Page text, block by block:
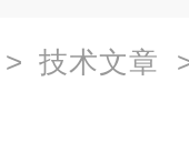
> 技术文章